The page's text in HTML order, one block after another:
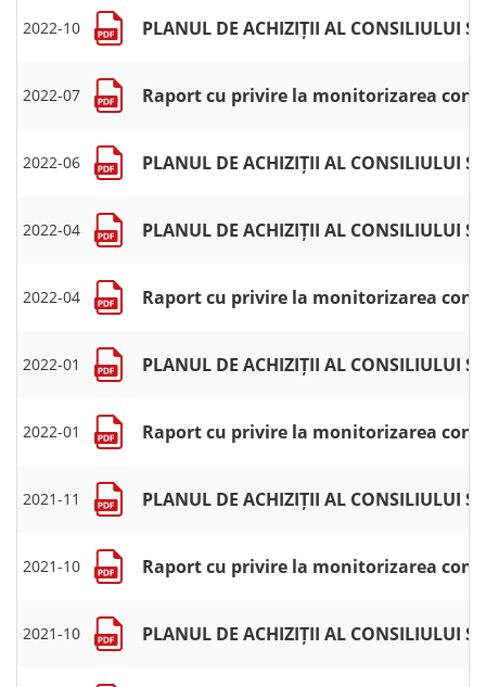
2022-10 PLANUL DE ACHIZIȚII AL CONSILIULUI
2022-07 Raport cu privire la monitorizarea
2022-06 PLANUL DE ACHIZIȚII AL CONSILIULUI
2022-04 PLANUL DE ACHIZIȚII AL CONSILIULUI
2022-04 Raport cu privire la monitorizarea
2022-01 PLANUL DE ACHIZIȚII AL CONSILIULUI
2022-01 Raport cu privire la monitorizarea
2021-11 PLANUL DE ACHIZIȚII AL CONSILIULUI
2021-10 Raport cu privire la monitorizarea
2021-10 PLANUL DE ACHIZIȚII AL CONSILIULUI